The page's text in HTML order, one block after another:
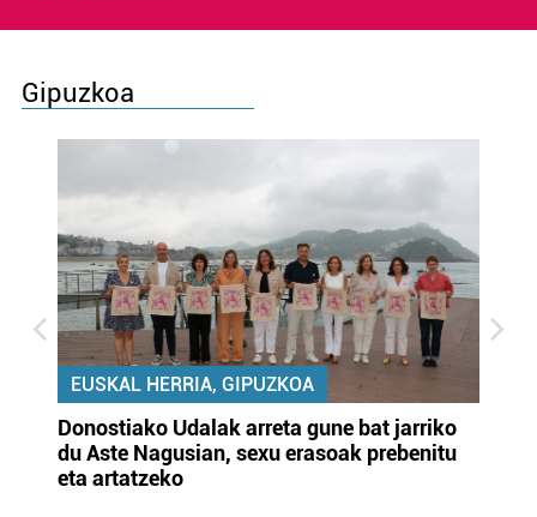
Gipuzkoa
EUSKAL HERRIA, GIPUZKOA
Donostiako Udalak arreta gune bat jarriko
du Aste Nagusian, sexu erasoak prebenitu
eta artatzeko